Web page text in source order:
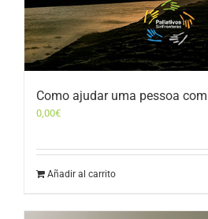
Como ajudar uma pessoa
0,00€
Añadir al carrito